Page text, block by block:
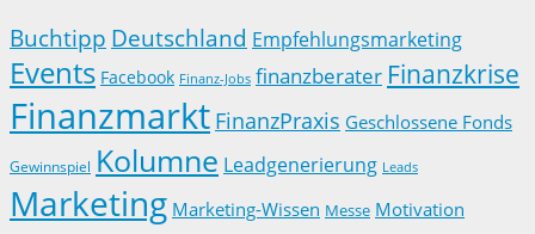
Buchtipp Deutschland Empfehlungsmarketing
Events Facebook Finanz-Jobs finanzberater Finanzkrise
Finanzmarkt FinanzPraxis Geschlossene Fonds
Gewinnspiel Kolumne Leadgenerierung Leads
Marketing Marketing-Wissen Messe Motivation